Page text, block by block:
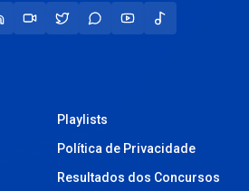
Playlists
Política de Privacidade
Resultados dos Concursos